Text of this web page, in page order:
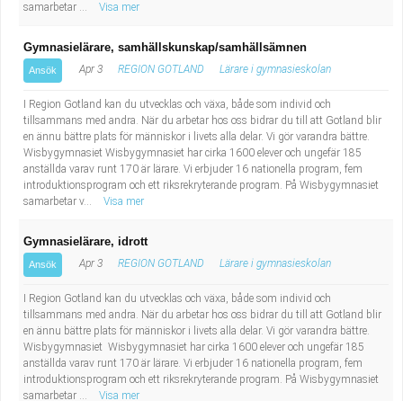
samarbetar ...
Visa mer
Gymnasielärare, samhällskunskap/samhällsämnen
Ansök Apr 3 REGION GOTLAND Lärare i gymnasieskolan
I Region Gotland kan du utvecklas och växa, både som individ och
tillsammans med andra. När du arbetar hos oss bidrar du till att Gotland blir
en ännu bättre plats för människor i livets alla delar. Vi gör varandra bättre.
Wisbygymnasiet Wisbygymnasiet har cirka 1600 elever och ungefär 185
anställda varav runt 170 är lärare. Vi erbjuder 16 nationella program, fem
introduktionsprogram och ett riksrekryterande program. På Wisbygymnasiet
samarbetar v...
Visa mer
Gymnasielärare, idrott
Ansök Apr 3 REGION GOTLAND Lärare i gymnasieskolan
I Region Gotland kan du utvecklas och växa, både som individ och
tillsammans med andra. När du arbetar hos oss bidrar du till att Gotland blir
en ännu bättre plats för människor i livets alla delar. Vi gör varandra bättre.
Wisbygymnasiet Wisbygymnasiet har cirka 1600 elever och ungefär 185
anställda varav runt 170 är lärare. Vi erbjuder 16 nationella program, fem
introduktionsprogram och ett riksrekryterande program. På Wisbygymnasiet
samarbetar ...
Visa mer